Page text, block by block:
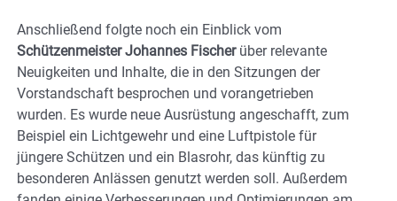
Anschließend folgte noch ein Einblick vom
Schützenmeister Johannes Fischerüber relevante
Neuigkeiten und Inhalte, die in den Sitzungen der
Vorstandschaft besprochen und vorangetrieben
wurden. Es wurde neue Ausrüstung angeschafft, zum
Beispiel ein Lichtgewehr und eine Luftpistole für
jüngere Schützen und ein Blasrohr, das künftig zu
besonderen Anlässen genutzt werden soll. Außerdem